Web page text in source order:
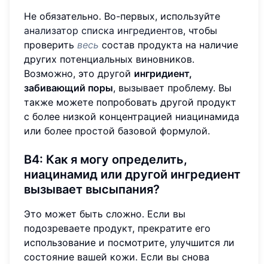
Не обязательно. Во-первых, используйте
анализатор списка ингредиентов, чтобы
проверить весь состав продукта на наличие
других потенциальных виновников.
Возможно, это другой ингридиент,
забивающий поры, вызывает проблему. Вы
также можете попробовать другой продукт
с более низкой концентрацией ниацинамида
или более простой базовой формулой.
В4: Как я могу определить,
ниацинамид или другой ингредиент
вызывает высыпания?
Это может быть сложно. Если вы
подозреваете продукт, прекратите его
использование и посмотрите, улучшится ли
состояние вашей кожи. Если вы снова